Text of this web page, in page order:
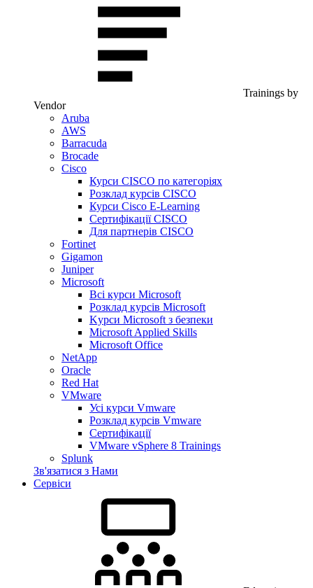
Trainings by
Vendor
Aruba
AWS
Barracuda
Brocade
Cisco
Курси CISCO по категоріях
Розклад курсів CISCO
Курси Cisco E-Learning
Сертифікації CISCO
Для партнерів CISCO
Fortinet
Gigamon
Juniper
Microsoft
Всі курси Microsoft
Розклад курсів Microsoft
Kyрси Microsoft з безпеки
Microsoft Applied Skills
Microsoft Office
NetApp
Oracle
Red Hat
VMware
Усі курси Vmware
Розклад курсів Vmware
Сертифікації
VMware vSphere 8 Trainings
Splunk
Зв'язатися з Нами
Сервіси